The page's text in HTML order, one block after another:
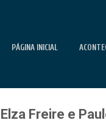
PÁGINA INICIAL
Freire e